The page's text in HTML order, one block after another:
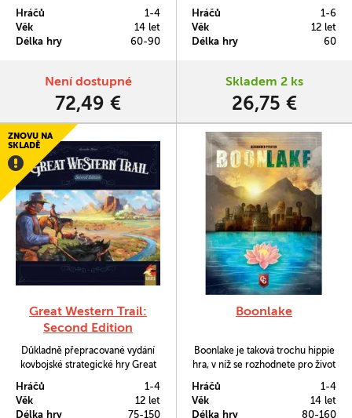
po mapě a získávat vládu nad
jednotlivými oblastmi.
Hráčů
1-4
Věk
14 let
Délka hry
60-90
Není dostupné
72,49 €
Brimstone. Jedná se o silného
bojovníka pro boj zblízka a
zkušeného šermíře. Díky tomu je
Hráčů
1-6
Věk
12 let
Délka hry
60
Skladem 2 ks
26,75 €
Great Western Trail:
Second Edition
Důkladně přepracované vydání
kovbojské strategické hry Great
novou grafiku, ale i herní
materiál, který byl původně
Hráčů
1-4
Věk
12 let
Délka hry
75-150
ZNOVU NA
SKLADĚ
Boonlake
Boonlake je taková trochu hippie
hra, v níž se rozhodnete pro život
břehu úchvatného jezera.
Stanete se součástí komunity a
Hráčů
1-4
Věk
14 let
Délka hry
80-160